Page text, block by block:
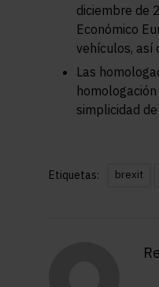
diciembre de
Económico
vehículos, así
Las
simplicidad
Etiquetas: brexit